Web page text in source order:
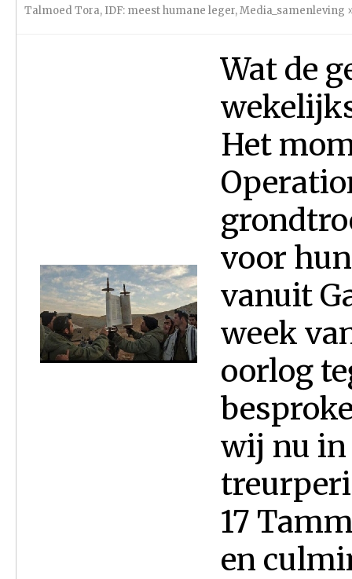
Talmoed Tora, IDF: meest humane leger,Media_samenleving
Wat de
Het
voor
vanuit
week
oorlog
wij nu in
17
en